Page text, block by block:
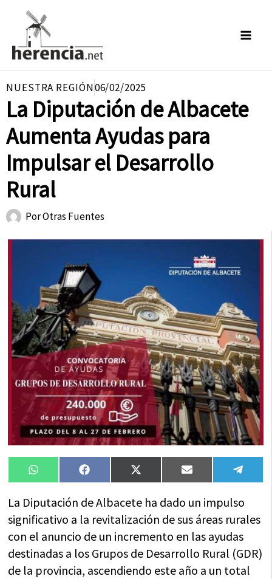
contenido
NUESTRA REGIÓN06/02/2025
La Diputación de Albacete
Aumenta Ayudas para
Impulsar el Desarrollo
Rural
PorOtras Fuentes
Compartir
en
WhatsAppCompartir
en
FacebookCompartir
en
X
(Twitter)
Compartir
en
Email
en
La Diputación de Albacete ha dado un impulso
significativo a la revitalización de sus áreas rurales
con el anuncio de un incremento en las ayudas
destinadas a los Grupos de Desarrollo Rural (GDR)
de la provincia, ascendiendo este año a un total